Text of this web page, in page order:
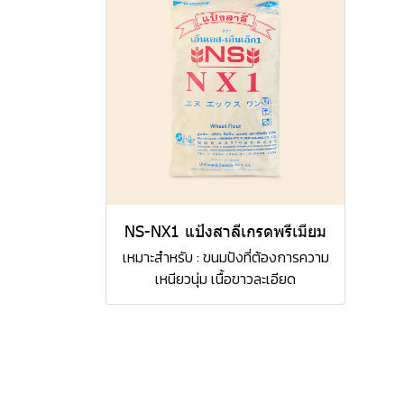
NS-NX1 แป้งสาลีเกรดพรีเมียม
เหมาะสำหรับ : ขนมปังที่ต้องการความ
เหนียวนุ่ม เนื้อขาวละเอียด